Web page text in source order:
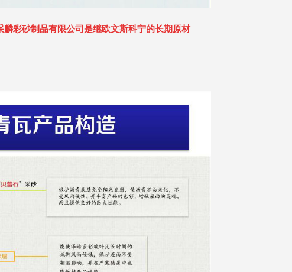
彩砂制品有限公司是继欧文斯科宁的长期原材